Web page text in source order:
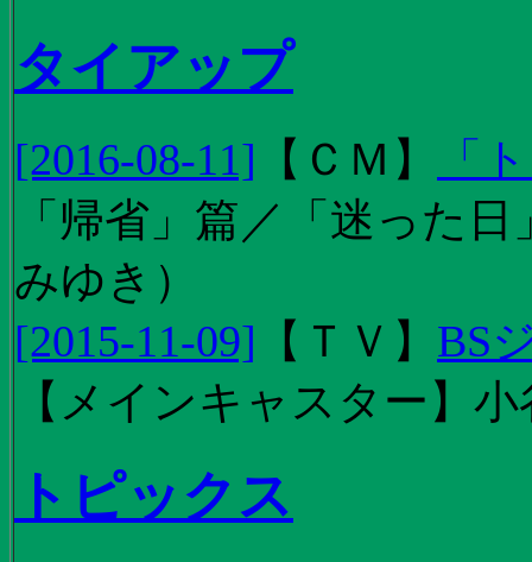
タイアップ
[2016-08-11] 【 ＣＭ 】
「
「帰省」篇／「迷った
みゆき）
[2015-11-09] 【 ＴＶ 】 BS
【メインキャスター】
トピックス